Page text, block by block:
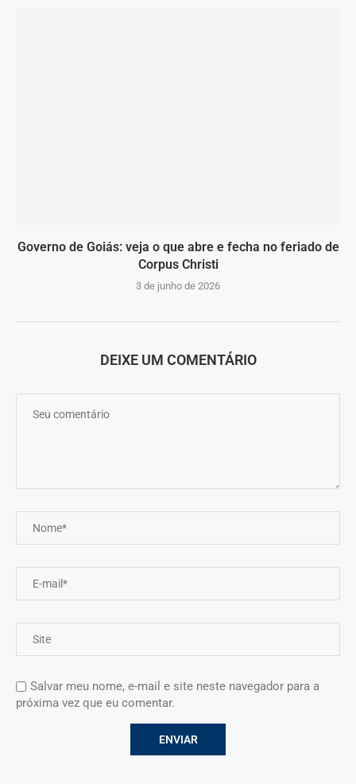
Governo de Goiás: veja o que abre e fecha no feriado de
Corpus Christi
3 de junho de 2026
DEIXE UM COMENTÁRIO
Salvar meu nome, e-mail e site neste navegador para a
próxima vez que eu comentar.